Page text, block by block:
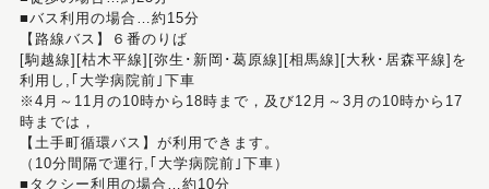
■バス利用の場合…約15分
【路線バス】６番のりば
[駒越線][枯木平線][弥生･新岡･葛原線][相馬線][大秋･居森平線]を
利用し,｢大学病院前｣下車
※4月～11月の10時から18時まで，及び12月～3月の10時から17
時までは，
【土手町循環バス】が利用できます。
（10分間隔で運行,｢大学病院前｣下車）
■タクシー利用の場合…約10分